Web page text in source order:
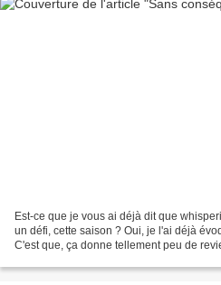
Est-ce que je vous ai déjà dit que
un défi, cette saison ? Oui, je l'ai déjà
C'est que, ça donne tellement peu de